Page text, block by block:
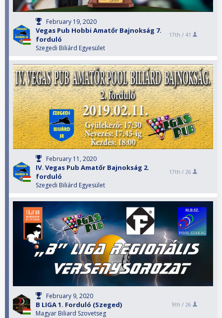
February 19, 2020
Vegas Pub Hobbi Amatőr Bajnokság 7.
forduló
Szegedi Biliárd Egyesület
17th / 41
February 11, 2020
IV. Vegas Pub Amatőr Bajnokság 2.
forduló
Szegedi Biliárd Egyesület
17th / 26
February 9, 2020
B LIGA 1. Forduló (Szeged)
Magyar Biliard Szovetseg
9th / 26